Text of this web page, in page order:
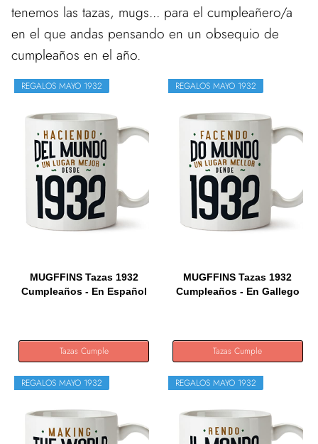
tenemos las tazas, mugs... para el cumpleañero/a
en el que andas pensando en un obsequio de
cumpleaños en el año.
REGALOS MAYO 1932
MUGFFINS Tazas 1932
Cumpleaños - En Español
Tazas Cumple
REGALOS MAYO 1932
MUGFFINS Tazas 1932
Cumpleaños - En Gallego
Tazas Cumple
REGALOS MAYO 1932 REGALOS MAYO 1932